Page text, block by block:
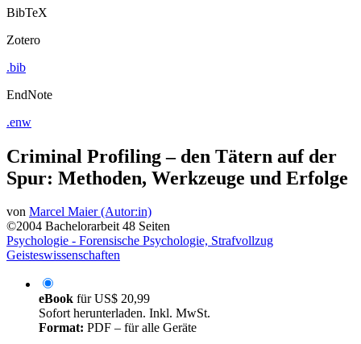
BibTeX
Zotero
.bib
EndNote
.enw
Criminal Profiling – den Tätern auf der
Spur: Methoden, Werkzeuge und Erfolge
von Marcel Maier (Autor:in)
©2004 Bachelorarbeit 48 Seiten
Psychologie - Forensische Psychologie, Strafvollzug
Geisteswissenschaften
eBook fürUS$ 20,99
Sofort herunterladen. Inkl. MwSt.
Format: PDF – für alle Geräte